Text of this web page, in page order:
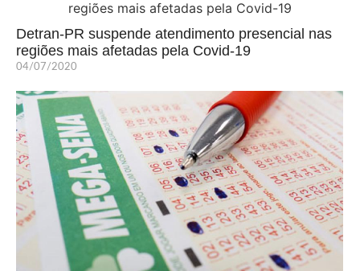
Detran-PR suspende atendimento presencial nas
regiões mais afetadas pela Covid-19
04/07/2020